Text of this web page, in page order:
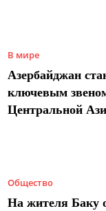
В мире
Азербайджан
ключевым
Центральной
Общество
На жителя Баку